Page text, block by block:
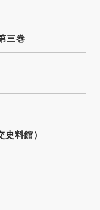
三巻
料館）